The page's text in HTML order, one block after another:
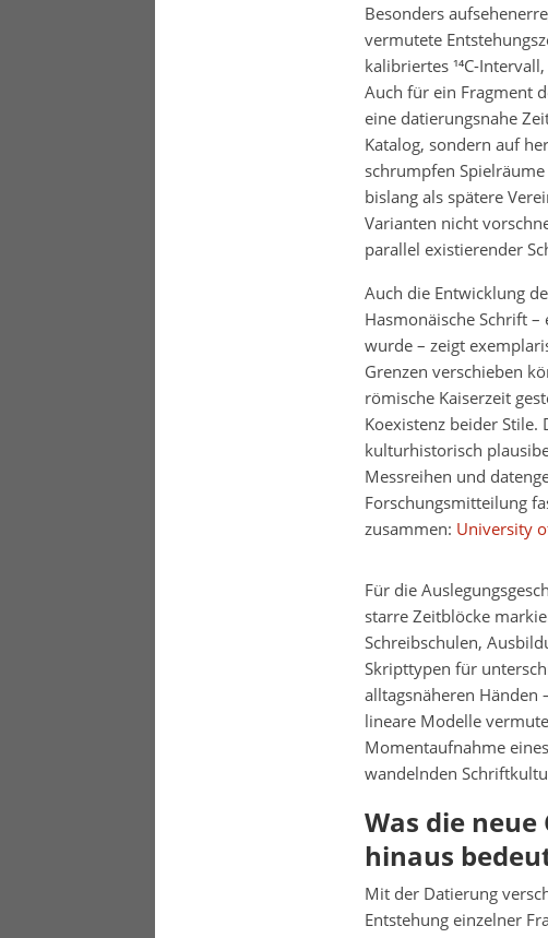
Besonders
vermutete
kalibriertes ¹⁴C-
Auch für ein Fragment
eine datierungsnahe
Katalog, sondern auf
schrumpfen
bislang als spätere
Varianten nicht
parallel existierender
Auch die Entwicklung
Hasmonäische Schrift
wurde – zeigt
Grenzen verschieben
römische Kaiserzeit
Koexistenz beider
kulturhistorisch
Messreihen und
Forschungsmitteilung
zusammen: University
Für die
starre Zeitblöcke
Schreibschulen,
Skripttypen für
alltagsnäheren Händen
lineare Modelle
Momentaufnahme
wandelnden
Was die
hinaus
Mit der Datierung
Entstehung einzelner